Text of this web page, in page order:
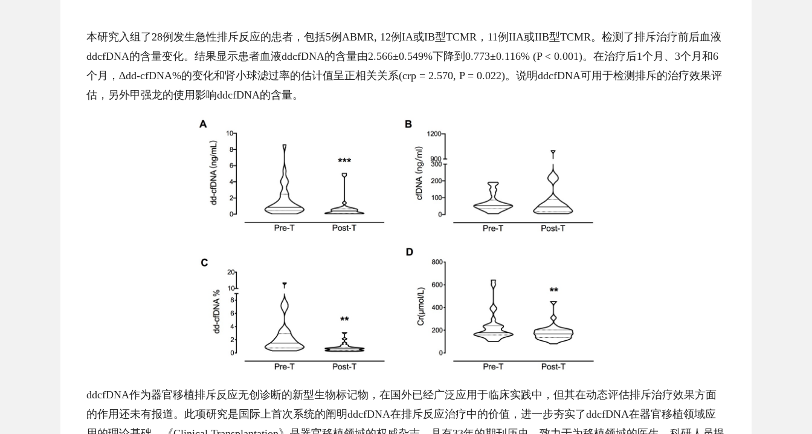
本研究入组了28例发生急性排斥反应的患者，包括5例ABMR, 12例IA或IB型TCMR，11例IIA或IIB型TCMR。检测了排斥治疗前后血液
ddcfDNA的含量变化。结果显示患者血液ddcfDNA的含量由2.566±0.549%下降到0.773±0.116% (P < 0.001)。在治疗后1个月、3个月和6
个月，∆dd‐cfDNA%的变化和肾小球滤过率的估计值呈正相关关系(crp = 2.570, P = 0.022)。说明ddcfDNA可用于检测排斥的治疗效果评
估，另外甲强龙的使用影响ddcfDNA的含量。
ddcfDNA作为器官移植排斥反应无创诊断的新型生物标记物，在国外已经广泛应用于临床实践中，但其在动态评估排斥治疗效果方面
的作用还未有报道。此项研究是国际上首次系统的阐明ddcfDNA在排斥反应治疗中的价值，进一步夯实了ddcfDNA在器官移植领域应